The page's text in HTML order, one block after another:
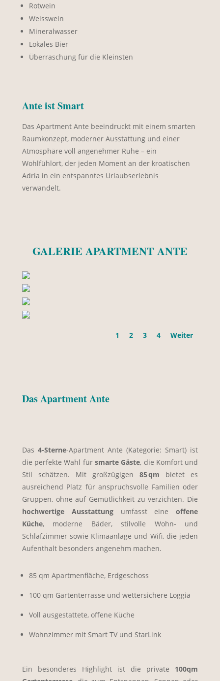
Rotwein
Weisswein
Mineralwasser
Lokales Bier
Überraschung für die Kleinsten
Ante ist Smart
Das Apartment Ante beeindruckt mit einem smarten
Raumkonzept, moderner Ausstattung und einer
Atmosphäre voll angenehmer Ruhe – ein
Wohlfühlort, der jeden Moment an der kroatischen
Adria in ein entspanntes Urlaubserlebnis
verwandelt.
GALERIE APARTMENT ANTE
1 2 3 4 Weiter
Das Apartment Ante
Das 4-Sterne-Apartment Ante (Kategorie: Smart) ist
die perfekte Wahl für smarte Gäste, die Komfort und
Stil schätzen. Mit großzügigen85 qm bietet es
ausreichend Platz für anspruchsvolle Familien oder
Gruppen, ohne auf Gemütlichkeit zu verzichten. Die
hochwertige Ausstattungumfasst eineoffene
Küche, moderne Bäder, stilvolle Wohn- und
Schlafzimmer sowie Klimaanlage und Wifi, die jeden
Aufenthalt besonders angenehm machen.
85 qm Apartmenfläche, Erdgeschoss
100 qm Gartenterrasse und wettersichere Loggia
Voll ausgestattete, offene Küche
Wohnzimmer mit Smart TV und StarLink
Ein besonderes Highlight ist die private 100qm